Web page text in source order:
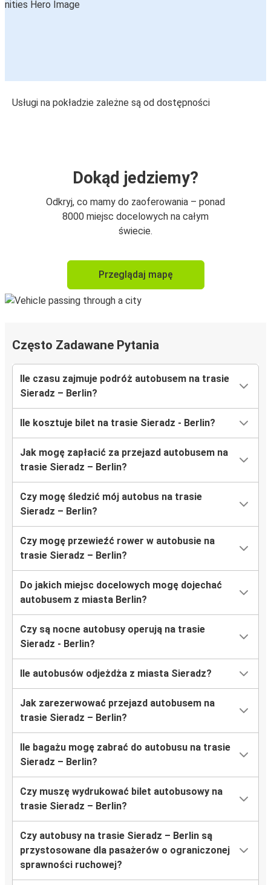
Usługi na pokładzie zależne są od dostępności
Dokąd jedziemy?
Odkryj, co mamy do zaoferowania – ponad
8000 miejsc docelowych na całym
świecie.
Przeglądaj mapę
Często Zadawane Pytania
Ile czasu zajmuje podróż autobusem na trasie
Sieradz – Berlin?
Ile kosztuje bilet na trasie Sieradz - Berlin?
Jak mogę zapłacić za przejazd autobusem na
trasie Sieradz – Berlin?
Czy mogę śledzić mój autobus na trasie
Sieradz – Berlin?
Czy mogę przewieźć rower w autobusie na
trasie Sieradz – Berlin?
Do jakich miejsc docelowych mogę dojechać
autobusem z miasta Berlin?
Czy są nocne autobusy operują na trasie
Sieradz - Berlin?
Ile autobusów odjeżdża z miasta Sieradz?
Jak zarezerwować przejazd autobusem na
trasie Sieradz – Berlin?
Ile bagażu mogę zabrać do autobusu na trasie
Sieradz – Berlin?
Czy muszę wydrukować bilet autobusowy na
trasie Sieradz – Berlin?
Czy autobusy na trasie Sieradz – Berlin są
przystosowane dla pasażerów o ograniczonej
sprawności ruchowej?